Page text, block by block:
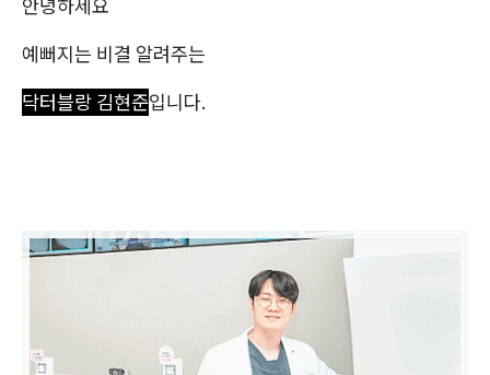
안녕하세요
예뻐지는 비결 알려주는
닥터블랑 김현준입니다.